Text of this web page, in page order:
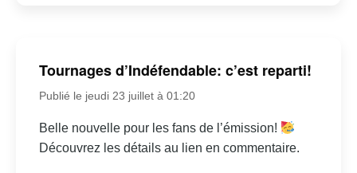
Tournages d’Indéfendable: c’est reparti!
Publié le jeudi 23 juillet à 01:20
Belle nouvelle pour les fans de l’émission!
Découvrez les détails au lien en commentaire.